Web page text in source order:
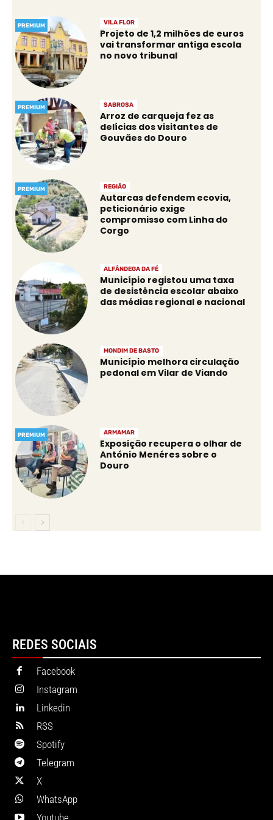
PREMIUM VILA FLOR
Projeto de 1,2 milhões de euros
vai transformar antiga escola
no novo tribunal
PREMIUM SABROSA
Arroz de carqueja fez as
delícias dos visitantes de
Gouvães do Douro
PREMIUM REGIÃO
Autarcas defendem ecovia,
peticionário exige
compromisso com Linha do
Corgo
ALFÂNDEGA DA FÉ
Município registou uma taxa
de desistência escolar abaixo
das médias regional e nacional
MONDIM DE BASTO
Município melhora circulação
pedonal em Vilar de Viando
PREMIUM ARMAMAR
Exposição recupera o olhar de
António Menéres sobre o
Douro
REDES SOCIAIS
Facebook
Instagram
Linkedin
RSS
Spotify
Telegram
X
WhatsApp